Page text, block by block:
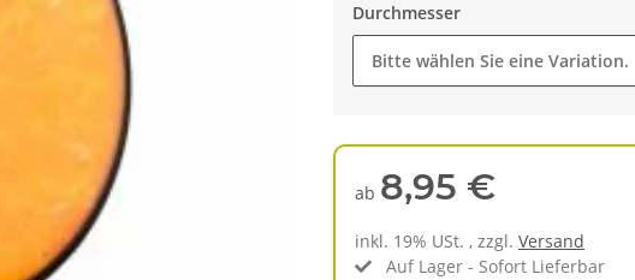
Durchmesser
Bitte wählen Sie eine Variation.
ab 8,95 €
inkl. 19% USt. , zzgl. Versand
Auf Lager - Sofort Lieferbar